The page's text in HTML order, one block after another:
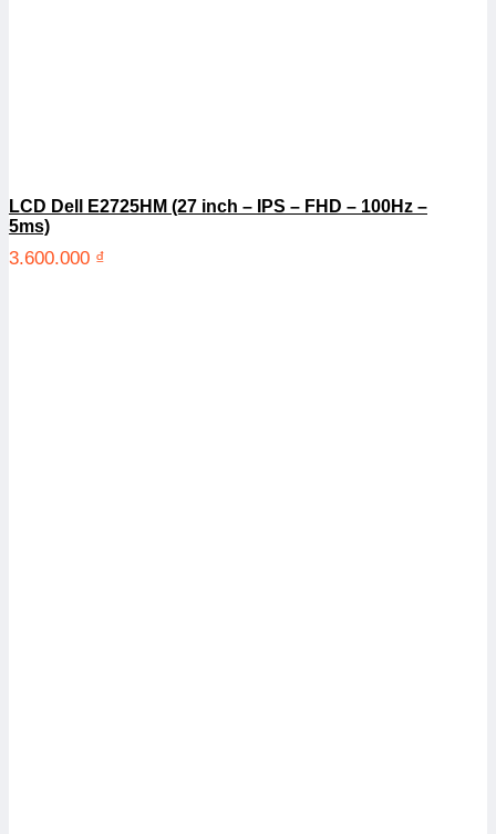
LCD Dell E2725HM (27 inch – IPS – FHD – 100Hz –
5ms)
3.600.000 ₫